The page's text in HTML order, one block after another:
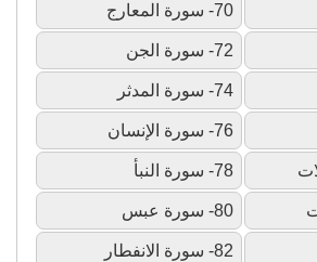
70- سورة المعارج
72- سورة الجن
74- سورة المدثر
76- سورة الإنسان
78- سورة النبأ
80- سورة عبس
82- سورة الانفطار